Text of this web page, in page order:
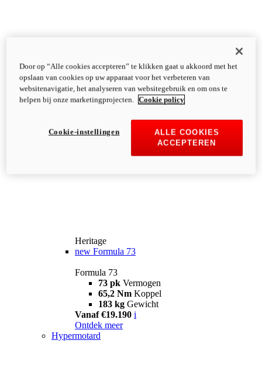
Heritage
new Formula 73
Formula 73
73 pk Vermogen
65,2 Nm Koppel
183 kg Gewicht
Vanaf €19.190 i
Ontdek meer
Hypermotard
Door op “Alle cookies accepteren” te klikken gaat u akkoord met het
opslaan van cookies op uw apparaat voor het verbeteren van
websitenavigatie, het analyseren van websitegebruik en om ons te
helpen bij onze marketingprojecten.
Cookie policy
ALLE COOKIES
ACCEPTEREN
Cookie-instellingen